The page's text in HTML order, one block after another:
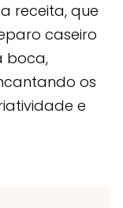
receita, que
caseiro
boca,
os
e